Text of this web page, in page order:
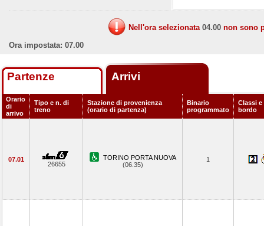
Nell'ora selezionata 04.00 non sono
Ora impostata: 07.00
Partenze Arrivi
Orario
di
arrivo
Tipo e n. di
treno
Stazione di provenienza
(orario di partenza)
Binario
programmato
Classi e
bordo
07.01
26655
TORINO PORTA NUOVA
(06.35)
1